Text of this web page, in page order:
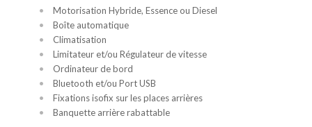
Motorisation Hybride, Essence ou Diesel
Boîte automatique
Climatisation
Limitateur et/ou Régulateur de vitesse
Ordinateur de bord
Bluetooth et/ou Port USB
Fixations isofix sur les places arrières
Banquette arrière rabattable